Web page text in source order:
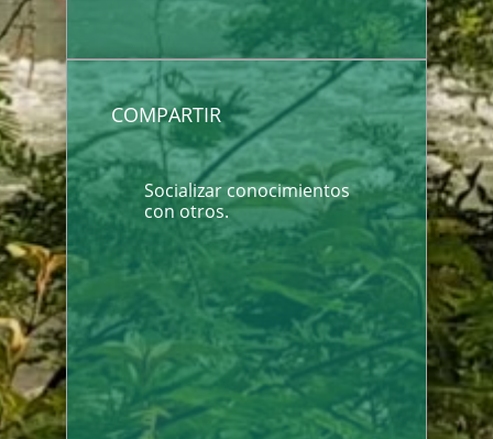
COMPARTIR
Socializar conocimientos
con otros.